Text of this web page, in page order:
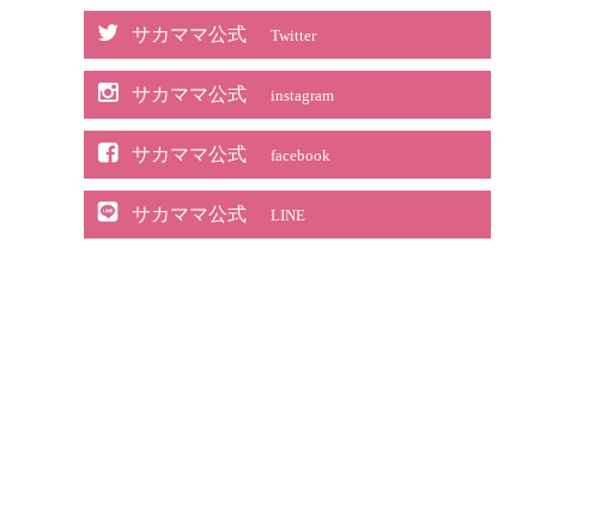
サカママ公式 Twitter
サカママ公式 instagram
サカママ公式 facebook
サカママ公式 LINE